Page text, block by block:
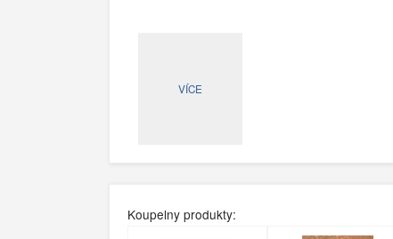
VÍCE
Koupelny produkty: